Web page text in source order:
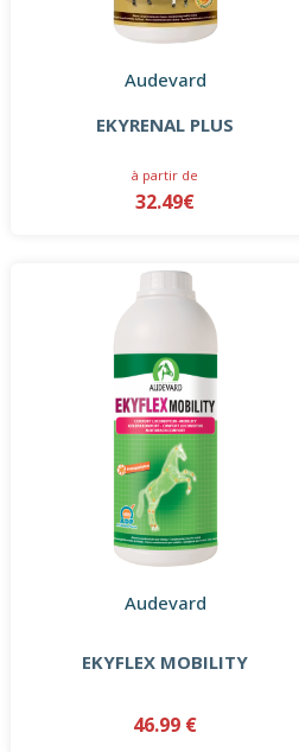
Audevard
EKYRENAL PLUS
à partir de
32.49€
Audevard
EKYFLEX MOBILITY
46.99 €